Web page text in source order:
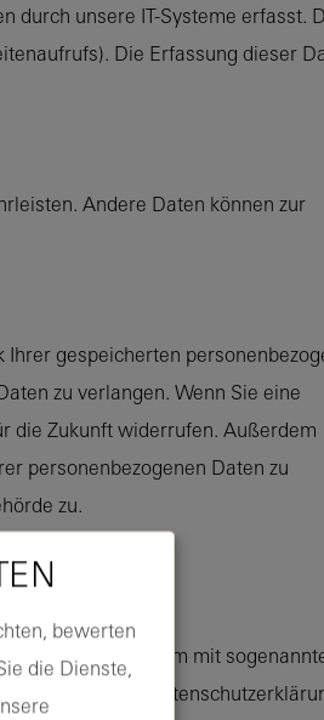
durch unsere IT-Systeme erfasst.
Die Erfassung dieser
Andere Daten können zur
gespeicherten
zu verlangen. Wenn Sie eine
die Zukunft widerrufen. Außerdem
personenbezogenen Daten zu
zu.
geschieht vor allem mit
der folgenden
bewerten
die Dienste,